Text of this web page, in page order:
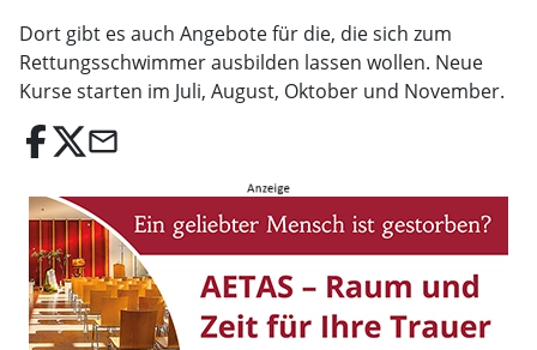
Dort gibt es auch Angebote für die, die sich zum
Rettungsschwimmer ausbilden lassen wollen. Neue
Kurse starten im Juli, August, Oktober und November.
email